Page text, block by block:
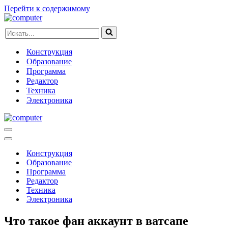
Перейти к содержимому
Искать...
Конструкция
Образование
Программа
Редактор
Техника
Электроника
Меню
навигации
Меню
навигацииКонструкция
Образование
Программа
Редактор
Техника
Электроника
Что такое фан аккаунт в ватсапе